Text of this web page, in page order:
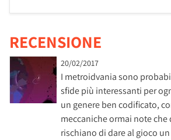
RECENSIONE
20/02/2017
I metroidvania sono
sfide più interessanti per
un genere ben codificato,
meccaniche ormai note che
rischiano di dare al gioco